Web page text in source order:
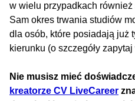
w wielu przypadkach
Sam okres trwania studiów
dla osób, które posiadają już
kierunku (o szczegóły
Nie musisz mieć
kreatorze CV LiveCareer